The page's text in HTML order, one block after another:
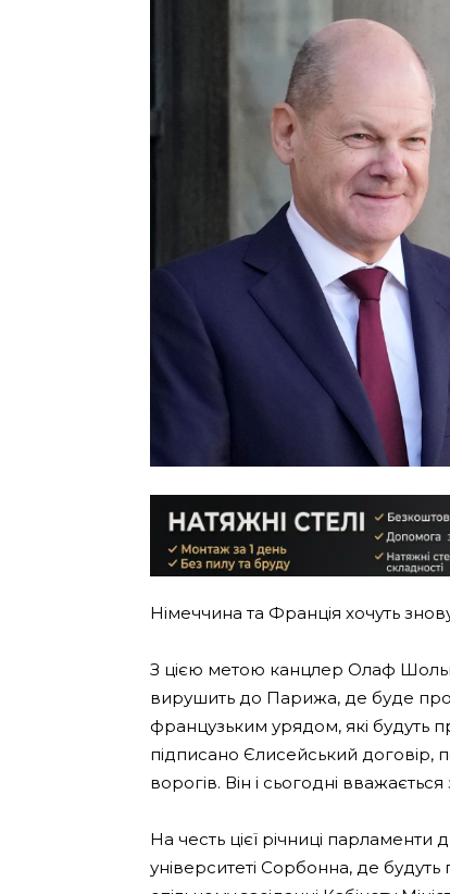
Німеччина та Франція хочуть
З цією метою канцлер Олаф
вирушить до Парижа, де буде
французьким урядом, які будуть
підписано Єлисейський договір,
ворогів. Він і сьогодні
На честь цієї річниці
університеті Сорбонна, де